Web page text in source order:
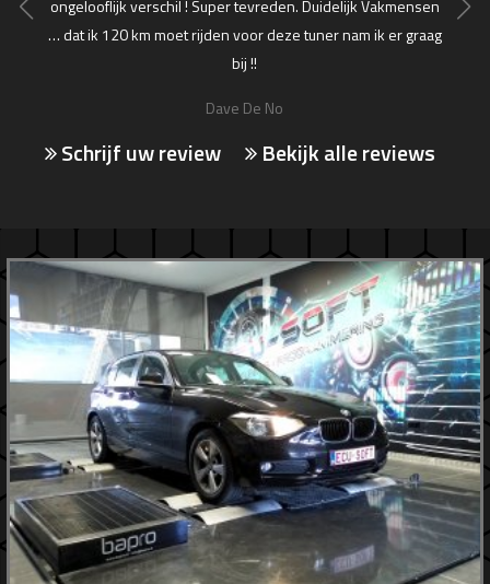
ongelooflijk verschil ! Super tevreden. Duidelijk Vakmensen
… dat ik 120 km moet rijden voor deze tuner nam ik er graag
bij !!
Dave De No
Schrijf uw review Bekijk alle reviews